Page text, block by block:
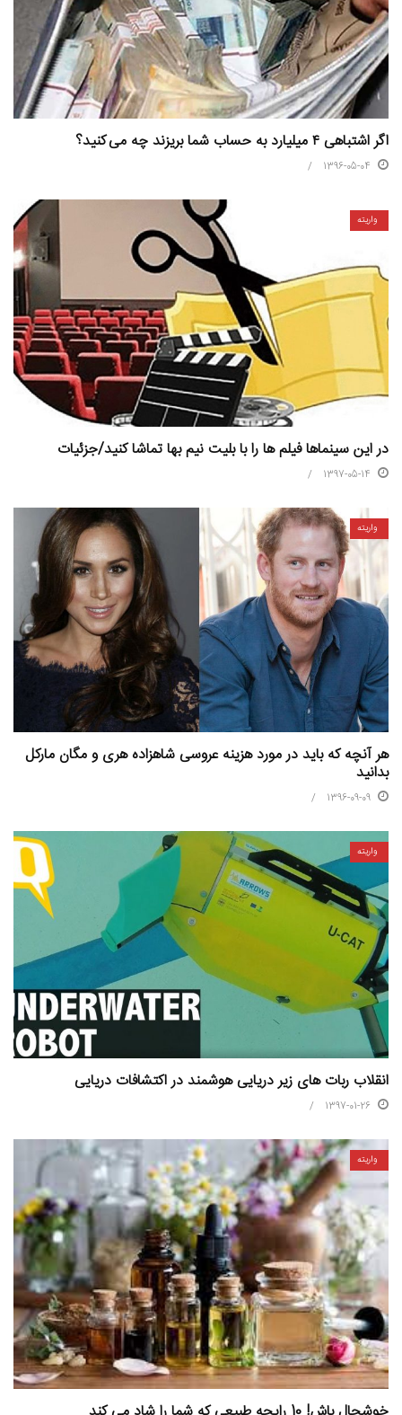
اگر اشتباهی ۴ میلیارد به حساب شما بریزند چه می کنید؟
1396-05-04
واریته
در این سینما‌ها فیلم ها را با بلیت نیم بها تماشا کنید/جزئیات
1397-05-14
واریته
هر آنچه که باید در مورد هزینه عروسی شاهزاده هری و مگان مارکل
بدانید
1396-09-09
واریته
انقلاب ربات های زیر دریایی هوشمند در اکتشافات دریایی
1397-01-26
واریته